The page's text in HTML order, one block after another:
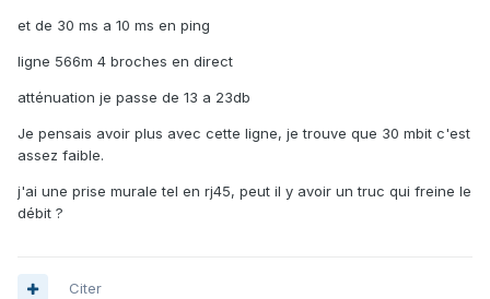
et de 30 ms a 10 ms en ping
ligne 566m 4 broches en direct
atténuation je passe de 13 a 23db
Je pensais avoir plus avec cette ligne, je trouve que 30 mbit c'est
assez faible.
j'ai une prise murale tel en rj45, peut il y avoir un truc qui freine le
débit ?
Citer